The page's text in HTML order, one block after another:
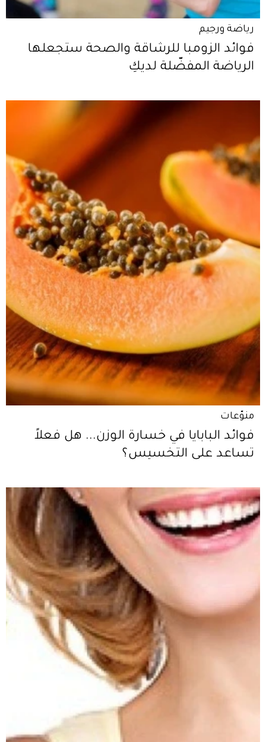
رياضة ورجيم
فوائد الزومبا للرشاقة والصحة ستجعلها
الرياضة المفضّلة لديكِ
منوّعات
فوائد البابايا في خسارة الوزن... هل فعلاً
تساعد على التخسيس؟